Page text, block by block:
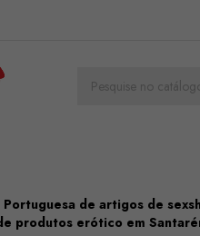
de artigos de
produtos erótico em